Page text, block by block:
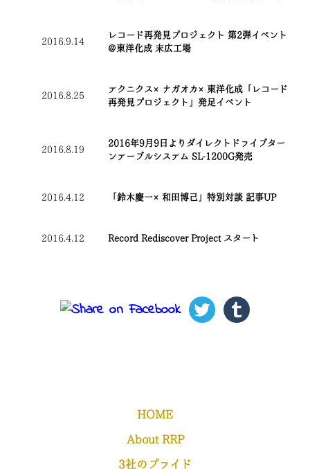
2016.9.14
レコード再発見プロジェクト 第2弾イベント
@東洋化成 末広工場
2016.8.25
テクニクス×ナガオカ×東洋化成「レコード
再発見プロジェクト」発足イベント
2016.8.19
2016年9月9日よりダイレクトドライブター
ンテーブルシステム SL-1200G発売
2016.4.12 「鈴木慶一×和田博己」特別対談 記事UP
2016.4.12 Record Rediscover Project スタート
HOME
About RRP
3社のプライド